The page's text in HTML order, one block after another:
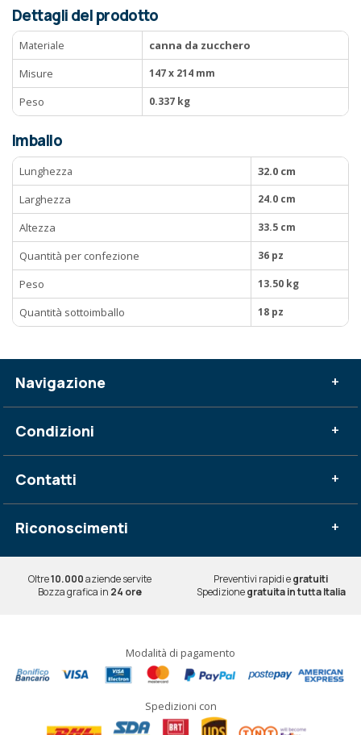
Dettagli del prodotto
Materiale
canna da zucchero
Misure
147 x 214 mm
Peso 0.337 kg
Imballo
Lunghezza
32.0 cm
Larghezza
24.0 cm
Altezza 33.5 cm
Quantità per confezione 36 pz
Peso 13.50 kg
Quantità sottoimballo 18 pz
Navigazione +
Condizioni +
Contatti +
Riconoscimenti +
Oltre10.000aziende servite Preventivi rapidi egratuiti
Bozza grafica in 24 ore Spedizionegratuita in tutta Italia
Modalità di pagamento
Spedizioni con